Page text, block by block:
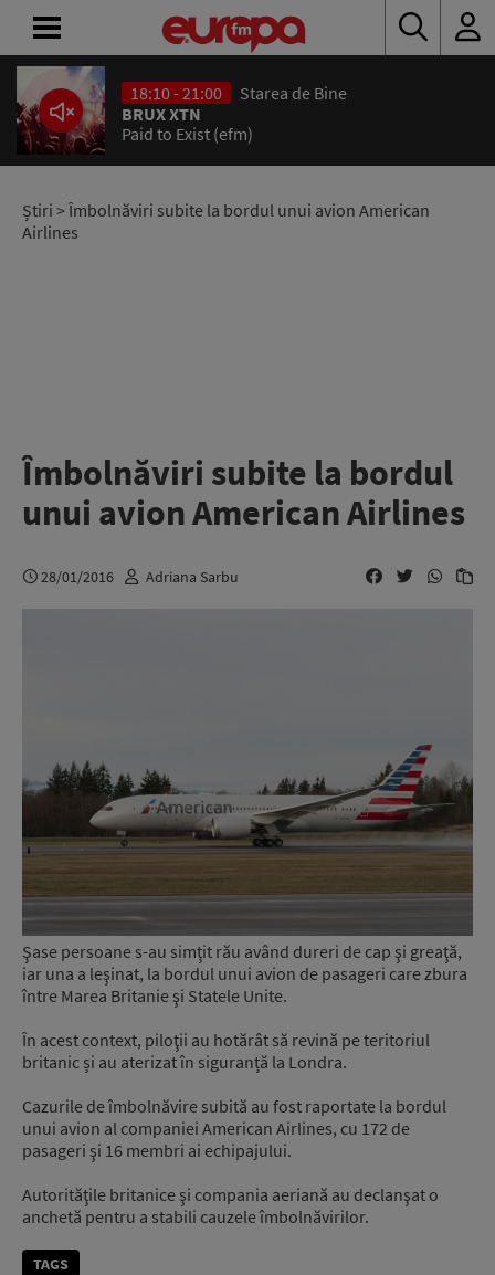
18:10 - 21:00
Starea de Bine
BRUX XTN
Paid to Exist (efm)
Știri > Îmbolnăviri subite la bordul unui avion American
Airlines
Îmbolnăviri subite la bordul
unui avion American Airlines
28/01/2016 Adriana Sarbu
Şase persoane s-au simţit rău având dureri de cap şi greaţă,
iar una a leşinat, la bordul unui avion de pasageri care zbura
între Marea Britanie şi Statele Unite.
În acest context, piloţii au hotărât să revină pe teritoriul
britanic și au aterizat în siguranță la Londra.
Cazurile de îmbolnăvire subită au fost raportate la bordul
unui avion al companiei American Airlines, cu 172 de
pasageri şi 16 membri ai echipajului.
Autorităţile britanice şi compania aeriană au declanşat o
anchetă pentru a stabili cauzele îmbolnăvirilor.
TAGS
ACASĂ
ȘTIRI
RADIO